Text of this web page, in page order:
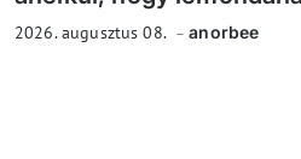
2026. augusztus 08. anorbee